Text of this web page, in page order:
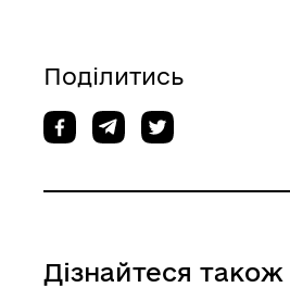
Історія громади
Поділитись
Дізнайтеся також